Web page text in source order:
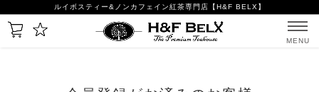
ルイボスティー&ノンカフェイン紅茶専門店【H&F BELX】
MENU